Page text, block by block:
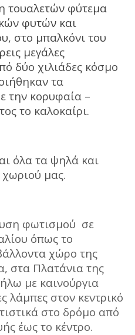
τουαλετών φύτεμα
φυτών και
στο μπαλκόνι του
μεγάλες
δύο χιλιάδες κόσμο
τα
την κορυφαία –
το καλοκαίρι.
όλα τα ψηλά και
χωριού μας.
φωτισμού σε
όπως το
χώρο της
στα Πλατάνια της
με καινούργια
λάμπες στον κεντρικό
στο δρόμο από
έως το κέντρο.